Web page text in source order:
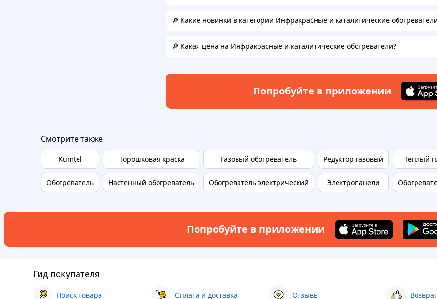
🔎 Какие новинки в категории Инфракрасные и каталитические
🔎 Какая цена на Инфракрасные и каталитические обогреватели?
Попробуйте в приложении
Смотрите также
Kumtel
Обогреватель
Порошковая краска
Настенный обогреватель
Газовый обогреватель
Обогреватель электрический
Редуктор газовый
Электропанели
Теплый
Попробуйте в приложении
Гид покупателя
Поиск товара Оплата и доставка Отзывы